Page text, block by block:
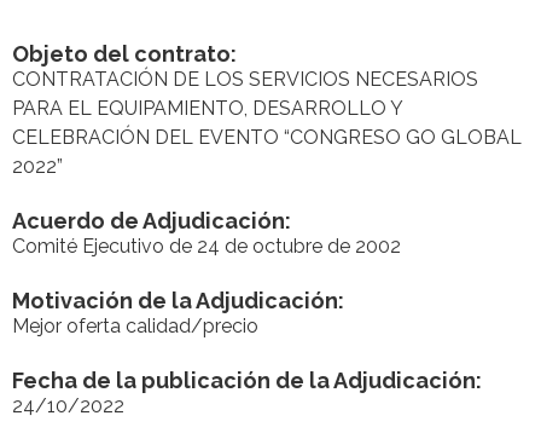
Objeto del contrato:
CONTRATACIÓN DE LOS SERVICIOS NECESARIOS
PARA EL EQUIPAMIENTO, DESARROLLO Y
CELEBRACIÓN DEL EVENTO “CONGRESO GO GLOBAL
2022”
Acuerdo de Adjudicación:
Comité Ejecutivo de 24 de octubre de 2002
Motivación de la Adjudicación:
Mejor oferta calidad/precio
Fecha de la publicación de la Adjudicación:
24/10/2022